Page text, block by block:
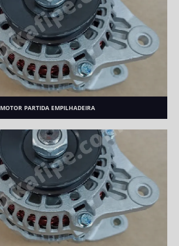
MOTOR PARTIDA EMPILHADEIRA